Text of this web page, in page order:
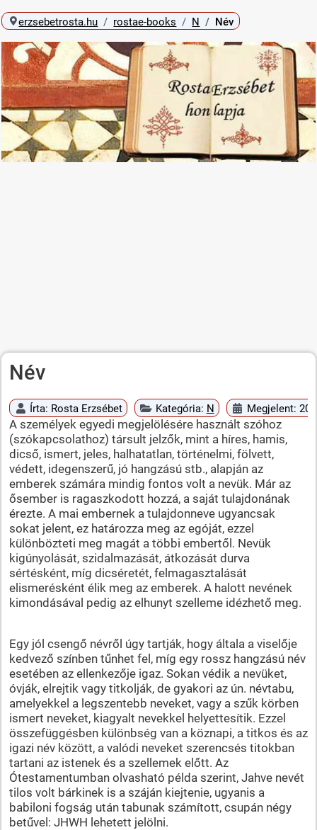
erzsebetrosta.hu rostae-books N Név
Név
Írta: Rosta Erzsébet Kategória: N Megjelent:
A személyek egyedi megjelölésére használt szóhoz
(szókapcsolathoz) társult jelzők, mint a híres, hamis,
dicső, ismert, jeles, halhatatlan, történelmi, fölvett,
védett, idegenszerű, jó hangzású stb., alapján az
emberek számára mindig fontos volt a nevük. Már az
ősember is ragaszkodott hozzá, a saját tulajdonának
érezte. A mai embernek a tulajdonneve ugyancsak
sokat jelent, ez határozza meg az egóját, ezzel
különbözteti meg magát a többi embertől. Nevük
kigúnyolását, szidalmazását, átkozását durva
sértésként, míg dicséretét, felmagasztalását
elismerésként élik meg az emberek. A halott nevének
kimondásával pedig az elhunyt szelleme idézhető meg.
Egy jól csengő névről úgy tartják, hogy általa a viselője
kedvező színben tűnhet fel, míg egy rossz hangzású név
esetében az ellenkezője igaz. Sokan védik a nevüket,
óvják, elrejtik vagy titkolják, de gyakori az ún. névtabu,
amelyekkel a legszentebb neveket, vagy a szűk körben
ismert neveket, kiagyalt nevekkel helyettesítik. Ezzel
összefüggésben különbség van a köznapi, a titkos és az
igazi név között, a valódi neveket szerencsés titokban
tartani az istenek és a szellemek előtt. Az
Ótestamentumban olvasható példa szerint, Jahve nevét
tilos volt bárkinek is a száján kiejtenie, ugyanis a
babiloni fogság után tabunak számított, csupán négy
betűvel: JHWH lehetett jelölni.